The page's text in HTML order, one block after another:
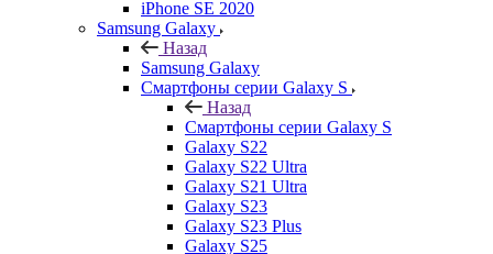
iPhone SE 2020
Samsung Galaxy
Назад
Samsung Galaxy
Смартфоны серии Galaxy S
Назад
Смартфоны серии Galaxy S
Galaxy S22
Galaxy S22 Ultra
Galaxy S21 Ultra
Galaxy S23
Galaxy S23 Plus
Galaxy S25